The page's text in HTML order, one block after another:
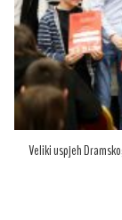
Veliki uspjeh